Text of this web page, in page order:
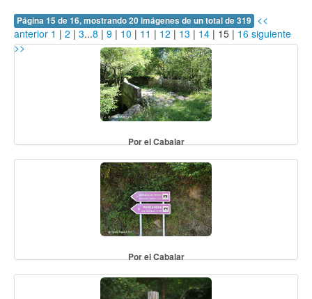
Página 15 de 16, mostrando 20 imágenes de un total de 319 <<
anterior 1 | 2 | 3...8 | 9 | 10 | 11 | 12 | 13 | 14 | 15 | 16 siguiente
>>
Por el Cabalar
Por el Cabalar